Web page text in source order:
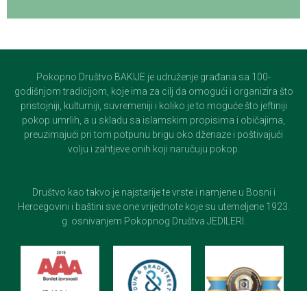
Pokopno Društvo BAKIJE je udruženje građana sa 100-
godišnjom tradicijom, koje ima za cilj da omogući i organizira što
pristojniji, kulturniji, suvremeniji i koliko je to moguće što jeftiniji
pokop umrlih, a u skladu sa islamskim propisima i običajima,
preuzimajući pri tom potpunu brigu oko dženaze i poštivajući
volju i zahtjeve onih koji naručuju pokop.
Društvo kao takvo je najstarije te vrste i namjene u Bosni i
Hercegovini i baštini sve one vrijednote koje su utemeljene 1923.
g. osnivanjem Pokopnog Društva JEDILERI.